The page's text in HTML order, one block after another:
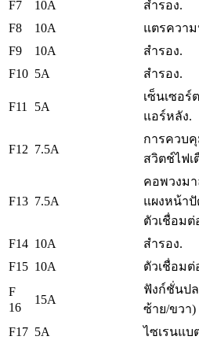
F7 10A
สำรอง.
F8
10A
แตรควา
F9
10A
สำรอง.
F10 5A สำรอง.
F11 5A
เซ็นเซอร์
แอร์หลัง.
F12 7.5A
การควบ
สวิตช์ไฟ
F13 7.5A
คอพวงมา
แผงหน้า
ตัวเชื่อมต่
F14 10A
สำรอง.
F15 10A
ตัวเชื่อมต่
F
16
15A
ฟังก์ชั่นป
ซ้าย/ขวา)
F17 5A
ไซเรนแบ